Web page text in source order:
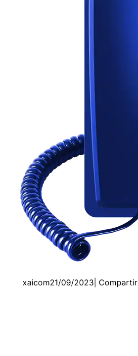
xaicom21/09/2023 | Compartir